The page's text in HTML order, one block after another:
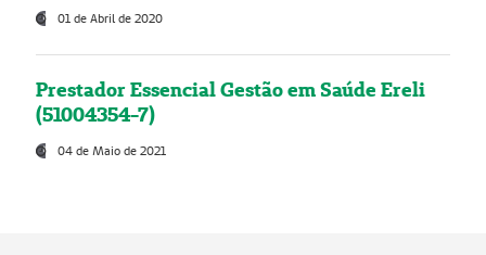
01 de Abril de 2020
Prestador Essencial Gestão em Saúde Ereli
(51004354-7)
04 de Maio de 2021